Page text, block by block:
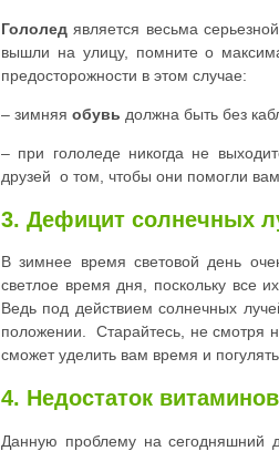
Гололед является весьма
вышли на улицу, помните о
предосторожности в этом случае:
– зимняя обувь должна быть без
– при гололеде никогда не
друзей о том, чтобы они помогли
3. Дефицит солнечных
В зимнее время световой день
светлое время дня, поскольку все
Ведь под действием солнечных
положении. Старайтесь, не смотря
сможет уделить вам время и
4. Недостаток
Данную проблему на сегодняшний